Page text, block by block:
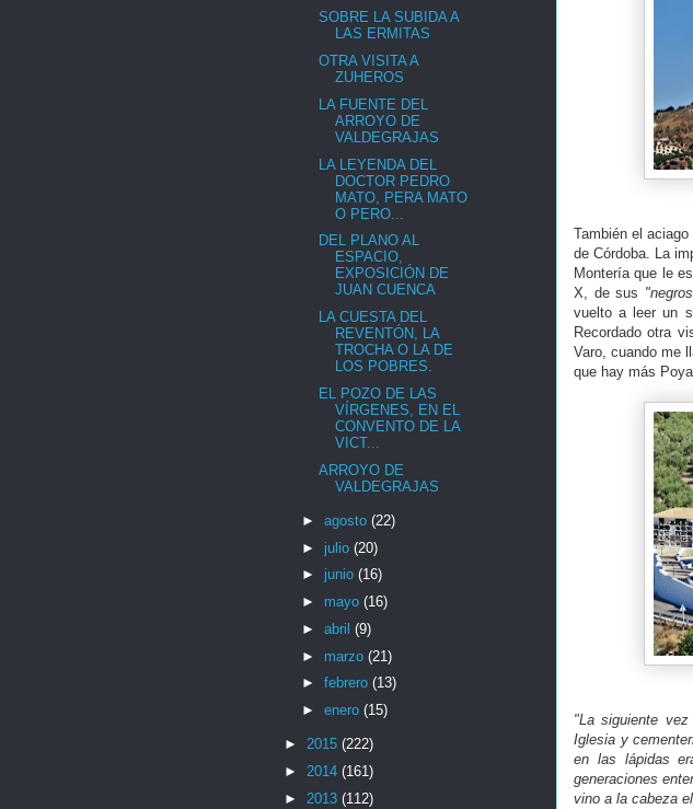
También el aciago
de Córdoba. La
Montería que le
X, de sus
vuelto a leer un
Recordado otra
Varo, cuando me
que hay más
"La siguiente
Iglesia y
en las lápidas
generaciones
vino a la cabeza
SOBRE LA SUBIDA A
LAS ERMITAS
OTRA VISITA A
ZUHEROS
LA FUENTE DEL
ARROYO DE
VALDEGRAJAS
LA LEYENDA DEL
DOCTOR PEDRO
MATO, PERA MATO
O PERO...
DEL PLANO AL
ESPACIO,
EXPOSICIÓN DE
JUAN CUENCA
LA CUESTA DEL
REVENTÓN, LA
TROCHA O LA DE
LOS POBRES.
EL POZO DE LAS
VÍRGENES, EN EL
CONVENTO DE LA
VICT...
ARROYO DE
VALDEGRAJAS
► agosto (22)
► julio (20)
► junio (16)
► mayo (16)
► abril (9)
► marzo (21)
► febrero (13)
► enero (15)
► 2015 (222)
► 2014 (161)
► 2013 (112)